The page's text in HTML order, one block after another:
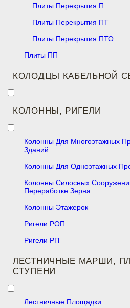
Плиты Перекрытия П
Плиты Перекрытия ПТ
Плиты Перекрытия ПТО
Плиты ПП
КОЛОДЦЫ КАБЕЛЬНОЙ
КОЛОННЫ, РИГЕЛИ
Колонны Для Многоэтажных
Зданий
Колонны Для Одноэтажных
Колонны Силосных
Переработке Зерна
Колонны Этажерок
Ригели РОП
Ригели РП
ЛЕСТНИЧНЫЕ МАРШИ,
СТУПЕНИ
Лестничные Площадки